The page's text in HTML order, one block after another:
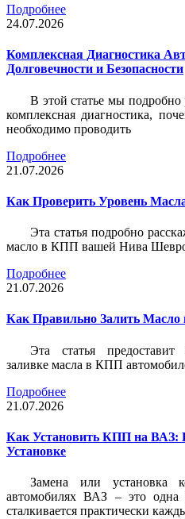
Подробнее
24.07.2026
Комплексная Диагностика
Долговечности и Безопасности
В этой статье мы подробно
комплексная диагностика,
необходимо проводить
Подробнее
21.07.2026
Как Проверить Уровень
Эта статья подробно
масло в КПП вашей Нива
Подробнее
21.07.2026
Как Правильно Залить
Эта статья
заливке масла в КПП
Подробнее
21.07.2026
Как Установить КПП на ВАЗ:
Установке
Замена или установка
автомобилях ВАЗ – это одна
сталкивается практически